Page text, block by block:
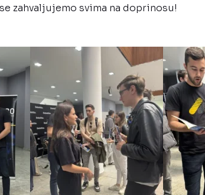
zahvaljujemo svima na doprinosu!